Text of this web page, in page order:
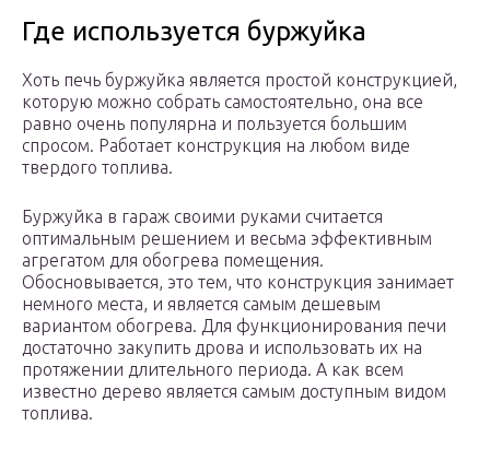
Где используется буржуйка
Хоть печь буржуйка является простой конструкцией,
которую можно собрать самостоятельно, она все
равно очень популярна и пользуется большим
спросом. Работает конструкция на любом виде
твердого топлива.
Буржуйка в гараж своими руками считается
оптимальным решением и весьма эффективным
агрегатом для обогрева помещения.
Обосновывается, это тем, что конструкция занимает
немного места, и является самым дешевым
вариантом обогрева. Для функционирования печи
достаточно закупить дрова и использовать их на
протяжении длительного периода. А как всем
известно дерево является самым доступным видом
топлива.